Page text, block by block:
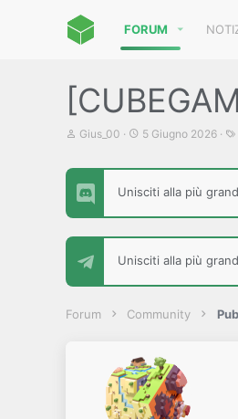
FORUM
C
t
o
r
e
i
s
Gius_00
D
d
i
n
z
5 Giugno 2026
Unisciti alla più
Unisciti alla più
Forum Community